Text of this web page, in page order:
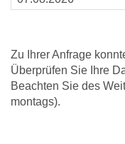
Zu Ihrer Anfrage
Überprüfen Sie Ihre
Beachten Sie des
montags).